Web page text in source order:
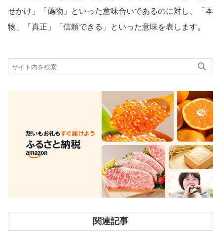
せかけ」「偽物」といった意味合いであるのに対し、「本
物」「真正」「信頼できる」といった意味を表します。
関連記事